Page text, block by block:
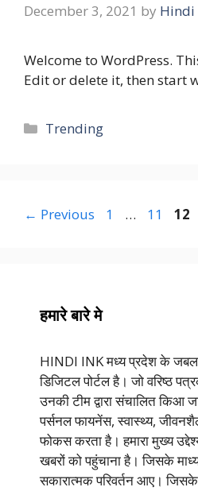
December 3, 2021 by Hindi
Welcome to WordPress.
Edit or delete it, then start
Categories
Trending
← Previous Page
1 … Page
11 Page
12
हमारे बारे मे
HINDI INK मध्य प्रदेश के
डिजिटल पोर्टल है। जो वरिष्ठ
उनकी टीम द्वारा संचालित किआ
पर्सनल फायनेंस, स्वास्थ्य,
फोकस करता है। हमारा मुख्य
खबरों को पहुंचाना है। जिसके
सकारात्मक परिवर्तन आए।